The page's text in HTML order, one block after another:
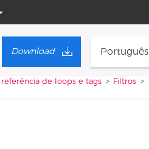
Português
Download
de loops e tags
Filtros